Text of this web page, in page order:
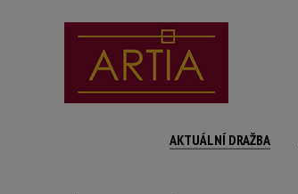
AKTUÁLNÍ DRAŽBA